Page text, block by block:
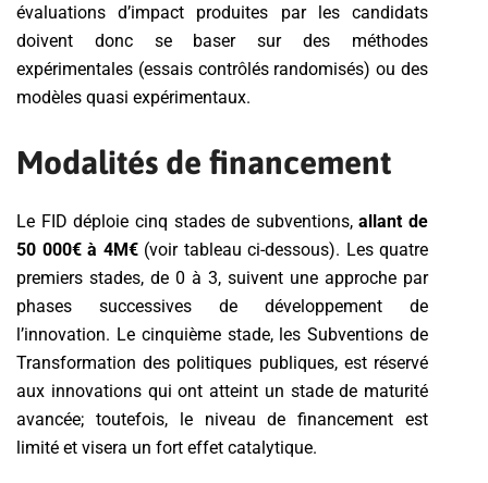
évaluations d’impact produites par les candidats
doivent donc se baser sur des méthodes
expérimentales (essais contrôlés randomisés) ou des
modèles quasi expérimentaux.
Modalités de financement
Le FID déploie cinq stades de subventions,allant de
50 000€ à 4M€(voir tableau ci-dessous). Les quatre
premiers stades, de 0 à 3, suivent une approche par
phases successives de développement de
l’innovation. Le cinquième stade, les Subventions de
Transformation des politiques publiques, est réservé
aux innovations qui ont atteint un stade de maturité
avancée; toutefois, le niveau de financement est
limité et visera un fort effet catalytique.